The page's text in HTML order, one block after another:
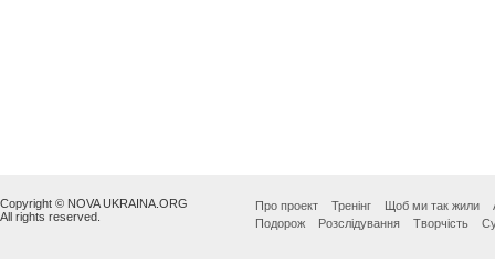
Copyright © NOVA UKRAINA.ORG
All rights reserved.
Про проект Тренінг Щоб ми так жили
Подорож
Розслідування Творчість